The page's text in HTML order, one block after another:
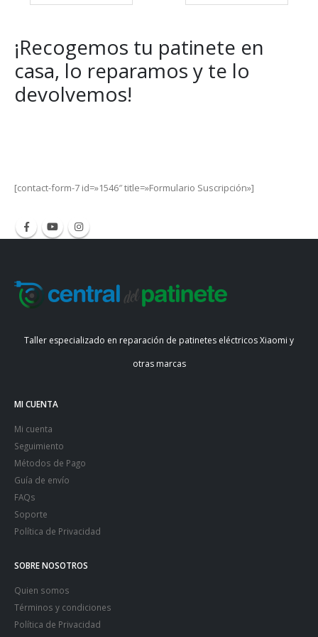
¡Recogemos tu patinete en
casa, lo reparamos y te lo
devolvemos!
[contact-form-7 id=»1546″ title=»Formulario Suscripción»]
Taller especializado en reparación de patinetes eléctricos Xiaomi y
otras marcas
MI CUENTA
Mi cuenta
Seguimiento
Métodos de Pago
Guía de envío
FAQs
Soporte
Política de Privacidad
SOBRE NOSOTROS
Quien somos
Términos y condiciones
Política de Privacidad